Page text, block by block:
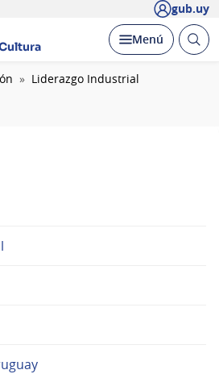
gub.uy
Desplegar
Menú Abrir
Liderazgo Industrial